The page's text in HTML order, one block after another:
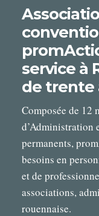
service à
de trente
Composée de 12
d’Administration
permanents,
besoins en
et de
associations,
rouennaise.